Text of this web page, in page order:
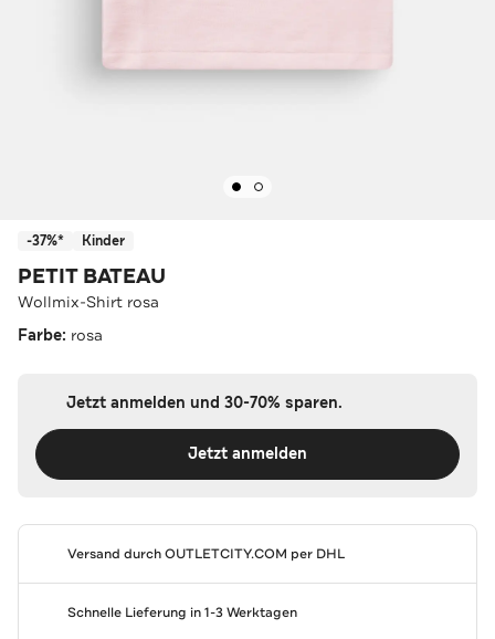
-37%* Kinder
PETIT BATEAU
Wollmix-Shirt rosa
Farbe: rosa
Jetzt anmelden und 30-70% sparen.
Jetzt anmelden
Versand durchOUTLETCITY.COM per DHL
Schnelle Lieferung in 1-3 Werktagen